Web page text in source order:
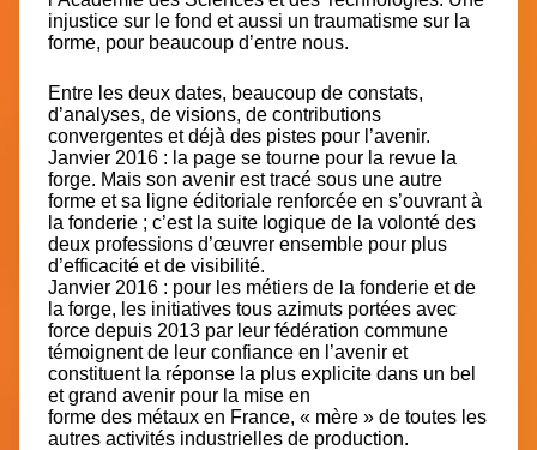
injustice sur le fond et aussi un traumatisme sur la
forme, pour beaucoup d’entre nous.
Entre les deux dates, beaucoup de constats,
d’analyses, de visions, de contributions
convergentes et déjà des pistes pour l’avenir.
Janvier 2016 : la page se tourne pour la revue la
forge. Mais son avenir est tracé sous une autre
forme et sa ligne éditoriale renforcée en s’ouvrant à
la fonderie ; c’est la suite logique de la volonté des
deux professions d’œuvrer ensemble pour plus
d’efficacité et de visibilité.
Janvier 2016 : pour les métiers de la fonderie et de
la forge, les initiatives tous azimuts portées avec
force depuis 2013 par leur fédération commune
témoignent de leur confiance en l’avenir et
constituent la réponse la plus explicite dans un bel
et grand avenir pour la mise en
forme des métaux en France, « mère » de toutes les
autres activités industrielles de production.